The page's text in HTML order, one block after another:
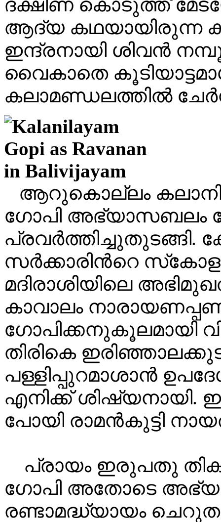
ദക്ഷിണ കൊടുത്ത്
ആദ്യ കഥയായിരുന്ന
ഇന്ദ്രനായി ശിവൻ
വൈകാതെ
കലാമണ്ഡലത്തിൽ
ആറുകൊല്ലം
ഗോപി അഭ്യാസബലം
പ്രവർത്തിച്ചുതുടങ്ങി.
സർക്കാരിൻറെ
മദിരാശിയിലെ
കാവാലം
ഗോപിക്കനുകൂലമായി
തിരികെ
പള്ളിപ്പുറമാശാൻ
എനിക്ക് ശിഷ്യനായി.
പോയി രാമൻകുട്ടി
പ്രായം ഇരുപതു
ഗോപി അതോടെ
രണ്ടാമദ്ധ്യായം